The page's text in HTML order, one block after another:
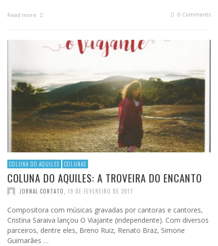
Read more 0 Comments
COLUNA DO AQUILES COLUNAS
COLUNA DO AQUILES: A TROVEIRA DO ENCANTO
JORNAL CONTATO, 19 DE FEVEREIRO DE 2017
Compositora com músicas gravadas por cantoras e cantores,
Cristina Saraiva lançou O Viajante (independente). Com diversos
parceiros, dentre eles, Breno Ruiz, Renato Braz, Simone
Guimarães …